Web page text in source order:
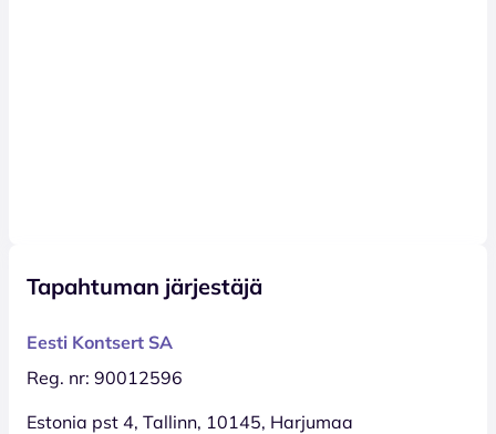
Tapahtuman järjestäjä
Eesti Kontsert SA
Reg. nr: 90012596
Estonia pst 4, Tallinn, 10145, Harjumaa